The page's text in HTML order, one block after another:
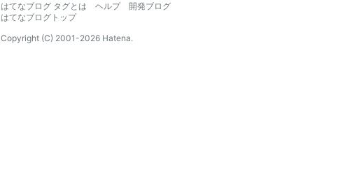
はてなブログ タグとは
ヘルプ
開発ブログ
はてなブログトップ
Copyright (C) 2001-2026 Hatena.